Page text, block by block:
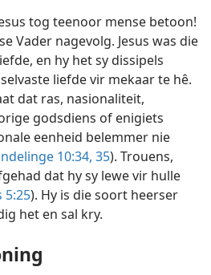
tog teenoor mense betoon!
Vader nagevolg. Jesus was die
en hy het sy dissipels
liefde vir mekaar te hê.
dat ras, nasionaliteit,
godsdiens of enigiets
eenheid belemmer nie
10:34, 35). Trouens,
dat hy sy lewe vir hulle
5:25). Hy is die soort heerser
het en sal kry.